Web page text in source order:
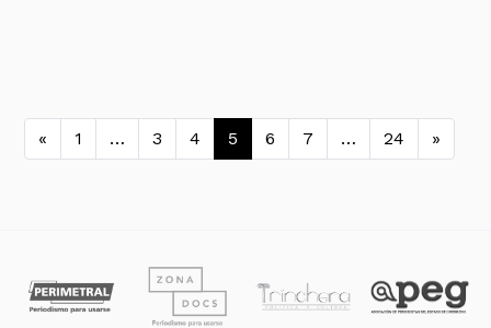
Navegación de entradas
« 1 … 3 4 5 6 7 … 24 »